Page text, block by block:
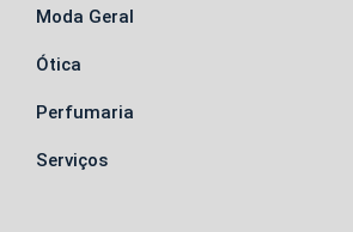
Moda Geral
Ótica
Perfumaria
Serviços